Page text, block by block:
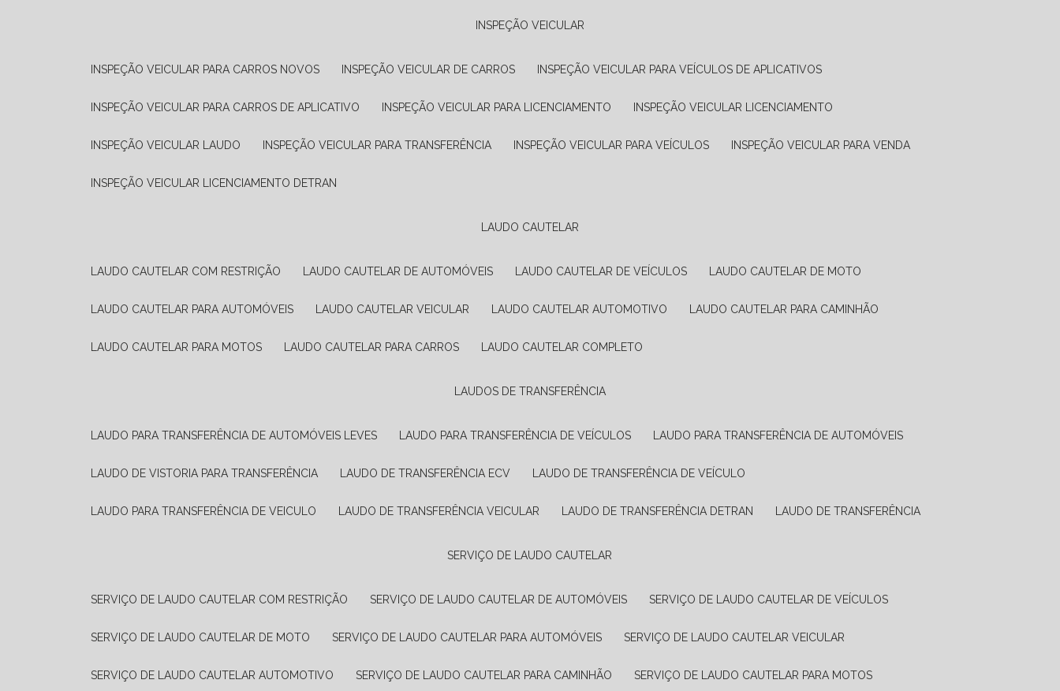
INSPEÇÃO VEICULAR
INSPEÇÃO VEICULAR PARA CARROS NOVOS INSPEÇÃO VEICULAR DE CARROS INSPEÇÃO VEICULAR PARA VEÍCULOS DE APLICATIVOS
INSPEÇÃO VEICULAR PARA CARROS DE APLICATIVO INSPEÇÃO VEICULAR PARA LICENCIAMENTO INSPEÇÃO VEICULAR LICENCIAMENTO
INSPEÇÃO VEICULAR LAUDO INSPEÇÃO VEICULAR PARA TRANSFERÊNCIA INSPEÇÃO VEICULAR PARA VEÍCULOS INSPEÇÃO VEICULAR PARA VENDA
INSPEÇÃO VEICULAR LICENCIAMENTO DETRAN
LAUDO CAUTELAR
LAUDO CAUTELAR COM RESTRIÇÃO LAUDO CAUTELAR DE AUTOMÓVEIS LAUDO CAUTELAR DE VEÍCULOS LAUDO CAUTELAR DE MOTO
LAUDO CAUTELAR PARA AUTOMÓVEIS LAUDO CAUTELAR VEICULAR LAUDO CAUTELAR AUTOMOTIVO LAUDO CAUTELAR PARA CAMINHÃO
LAUDO CAUTELAR PARA MOTOS LAUDO CAUTELAR PARA CARROS LAUDO CAUTELAR COMPLETO
LAUDOS DE TRANSFERÊNCIA
LAUDO PARA TRANSFERÊNCIA DE AUTOMÓVEIS LEVES LAUDO PARA TRANSFERÊNCIA DE VEÍCULOS LAUDO PARA TRANSFERÊNCIA DE AUTOMÓVEIS
LAUDO DE VISTORIA PARA TRANSFERÊNCIA LAUDO DE TRANSFERÊNCIA ECV LAUDO DE TRANSFERÊNCIA DE VEÍCULO
LAUDO PARA TRANSFERÊNCIA DE VEICULO LAUDO DE TRANSFERÊNCIA VEICULAR LAUDO DE TRANSFERÊNCIA DETRAN LAUDO DE TRANSFERÊNCIA
SERVIÇO DE LAUDO CAUTELAR
SERVIÇO DE LAUDO CAUTELAR COM RESTRIÇÃO SERVIÇO DE LAUDO CAUTELAR DE AUTOMÓVEIS SERVIÇO DE LAUDO CAUTELAR DE VEÍCULOS
SERVIÇO DE LAUDO CAUTELAR DE MOTO SERVIÇO DE LAUDO CAUTELAR PARA AUTOMÓVEIS SERVIÇO DE LAUDO CAUTELAR VEICULAR
SERVIÇO DE LAUDO CAUTELAR AUTOMOTIVO SERVIÇO DE LAUDO CAUTELAR PARA CAMINHÃO SERVIÇO DE LAUDO CAUTELAR PARA MOTOS